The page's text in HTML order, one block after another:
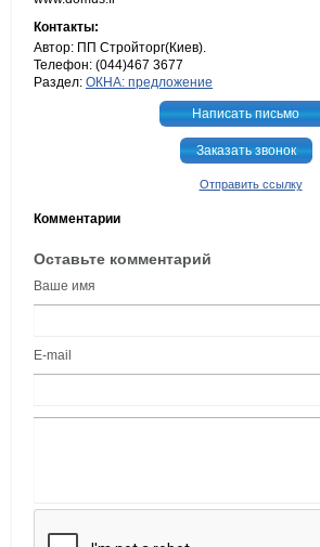
Контакты:
Автор: ПП Стройторг(Киев).
Телефон: (044)467 3677
Раздел: ОКНА: предложение
Написать письмо
Заказать звонок
Отправить ссылку
Комментарии
Оставьте комментарий
Ваше имя
E-mail